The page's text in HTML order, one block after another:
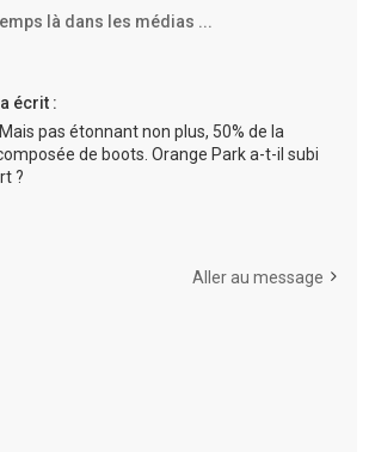
là dans les médias ...
écrit :
pas étonnant non plus, 50% de la
de boots. Orange Park a-t-il subi
?
Aller au message